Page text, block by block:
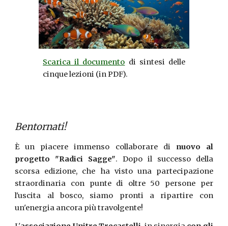
Scarica il documento di sintesi delle
cinque lezioni (in PDF).
Bentornati!
È un piacere immenso collaborare di nuovo al
progetto "Radici Sagge". Dopo il successo della
scorsa edizione, che ha visto una partecipazione
straordinaria con punte di oltre 50 persone per
l'uscita al bosco, siamo pronti a ripartire con
un'energia ancora più travolgente!